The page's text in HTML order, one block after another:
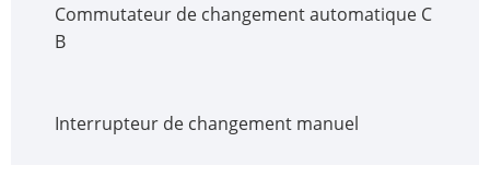
Commutateur de changement automatique C
B
Interrupteur de changement manuel